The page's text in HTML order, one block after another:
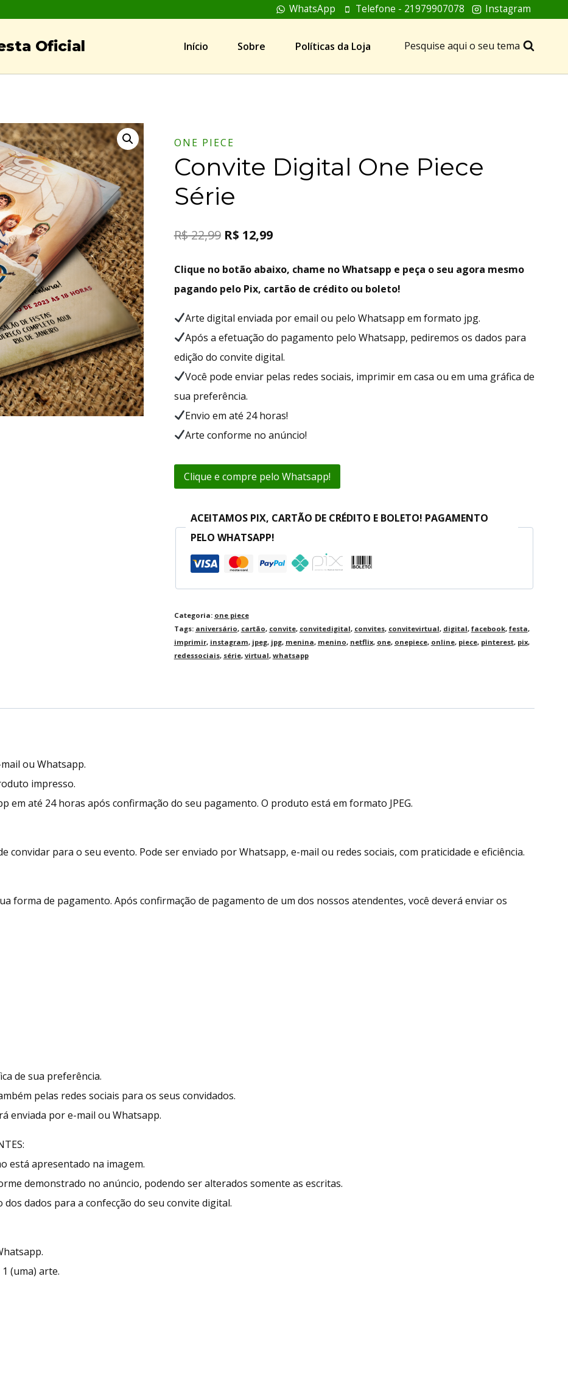
WhatsApp Telefone - 21979907078 Instagram
Oficial Início Sobre Políticas da Loja Pesquise aqui o seu tema
ONE PIECE
Convite Digital One Piece
Série
R$22,99 R$ 12,99
Clique no botão abaixo, chame no Whatsapp e peça o seu agora mesmo
pagando pelo Pix, cartão de crédito ou boleto!
Arte digital enviada por email ou pelo Whatsapp em formato jpg.
Após a efetuação do pagamento pelo Whatsapp, pediremos os dados para
edição do convite digital.
Você pode enviar pelas redes sociais, imprimir em casa ou em uma gráfica de
sua preferência.
Envio em até 24 horas!
Arte conforme no anúncio!
Clique e compre pelo Whatsapp!
ACEITAMOS PIX, CARTÃO DE CRÉDITO E BOLETO! PAGAMENTO
PELO WHATSAPP!
Categoria: one piece
Tags: aniversário, cartão, convite, convitedigital, convites, convitevirtual, digital, facebook, festa,
imprimir, instagram, jpeg, jpg, menina, menino, netflix, one, onepiece, online, piece, pinterest, pix,
redessociais, série, virtual, whatsapp
ou Whatsapp.
impresso.
em até 24 horas após confirmação do seu pagamento. O produto está em formato JPEG.
convidar para o seu evento. Pode ser enviado por Whatsapp, e-mail ou redes sociais, com praticidade e eficiência.
forma de pagamento. Após confirmação de pagamento de um dos nossos atendentes, você deverá enviar os
de sua preferência.
pelas redes sociais para os seus convidados.
enviada por e-mail ou Whatsapp.
está apresentado na imagem.
demonstrado no anúncio, podendo ser alterados somente as escritas.
dados para a confecção do seu convite digital.
(uma) arte.